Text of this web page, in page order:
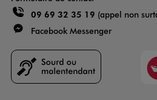
09 69 32 35 19 (appel non
Facebook Messenger